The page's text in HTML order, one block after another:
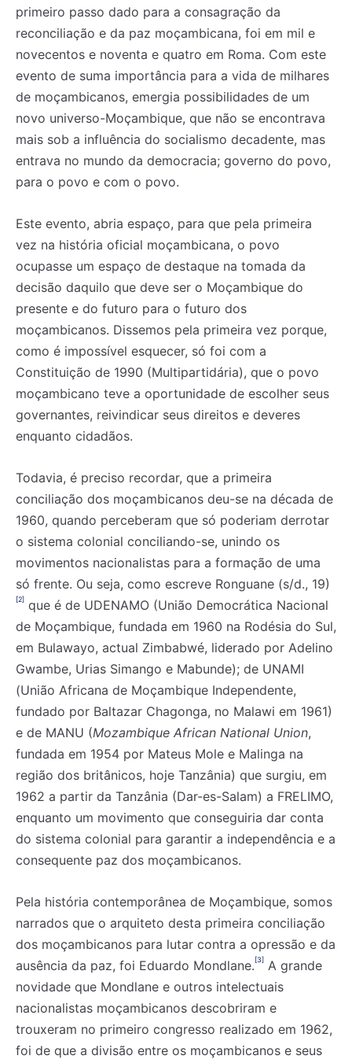
primeiro passo dado para a consagração da
reconciliação e da paz moçambicana, foi em mil e
novecentos e noventa e quatro em Roma. Com este
evento de suma importância para a vida de milhares
de moçambicanos, emergia possibilidades de um
novo universo-Moçambique, que não se encontrava
mais sob a influência do socialismo decadente, mas
entrava no mundo da democracia; governo do povo,
para o povo e com o povo.
Este evento, abria espaço, para que pela primeira
vez na história oficial moçambicana, o povo
ocupasse um espaço de destaque na tomada da
decisão daquilo que deve ser o Moçambique do
presente e do futuro para o futuro dos
moçambicanos. Dissemos pela primeira vez porque,
como é impossível esquecer, só foi com a
Constituição de 1990 (Multipartidária), que o povo
moçambicano teve a oportunidade de escolher seus
governantes, reivindicar seus direitos e deveres
enquanto cidadãos.
Todavia, é preciso recordar, que a primeira
conciliação dos moçambicanos deu-se na década de
1960, quando perceberam que só poderiam derrotar
o sistema colonial conciliando-se, unindo os
movimentos nacionalistas para a formação de uma
só frente. Ou seja, como escreve Ronguane (s/d., 19)
[2] que é de UDENAMO (União Democrática Nacional
de Moçambique, fundada em 1960 na Rodésia do Sul,
em Bulawayo, actual Zimbabwé, liderado por Adelino
Gwambe, Urias Simango e Mabunde); de UNAMI
(União Africana de Moçambique Independente,
fundado por Baltazar Chagonga, no Malawi em 1961)
e de MANU (Mozambique African National Union,
fundada em 1954 por Mateus Mole e Malinga na
região dos britânicos, hoje Tanzânia) que surgiu, em
1962 a partir da Tanzânia (Dar-es-Salam) a FRELIMO,
enquanto um movimento que conseguiria dar conta
do sistema colonial para garantir a independência e a
consequente paz dos moçambicanos.
Pela história contemporânea de Moçambique, somos
narrados que o arquiteto desta primeira conciliação
dos moçambicanos para lutar contra a opressão e da
ausência da paz, foi Eduardo Mondlane.[3] A grande
novidade que Mondlane e outros intelectuais
nacionalistas moçambicanos descobriram e
trouxeram no primeiro congresso realizado em 1962,
foi de que a divisão entre os moçambicanos e seus